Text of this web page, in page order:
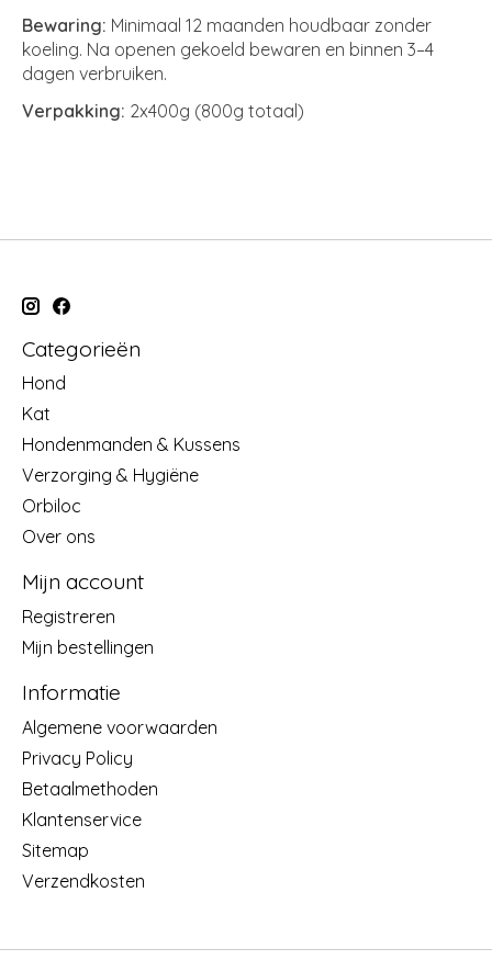
Bewaring: Minimaal 12 maanden houdbaar zonder
koeling. Na openen gekoeld bewaren en binnen 3–4
dagen verbruiken.
Verpakking: 2x400g (800g totaal)
Categorieën
Hond
Kat
Hondenmanden & Kussens
Verzorging & Hygiëne
Orbiloc
Over ons
Mijn account
Registreren
Mijn bestellingen
Informatie
Algemene voorwaarden
Privacy Policy
Betaalmethoden
Klantenservice
Sitemap
Verzendkosten